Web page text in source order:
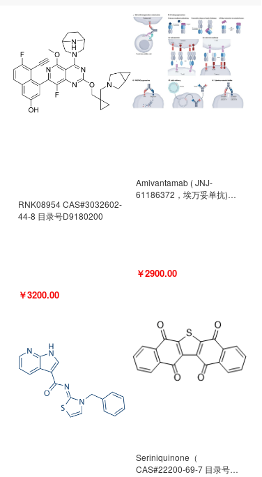
RNK08954 CAS#3032602-
44-8 目录号D9180200
￥3200.00
Amivantamab ( JNJ-
61186372，埃万妥单抗)
￥2900.00
Seriniquinone（
CAS#22200-69-7 目录号